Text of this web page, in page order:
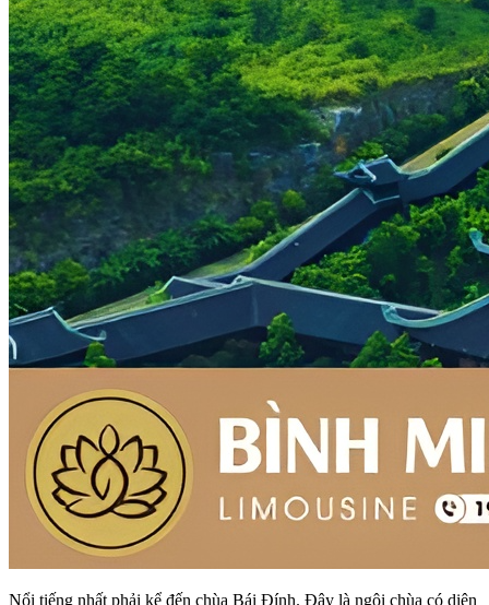
Nổi tiếng nhất phải kể đến chùa Bái Đính. Đây là ngôi chùa có diện